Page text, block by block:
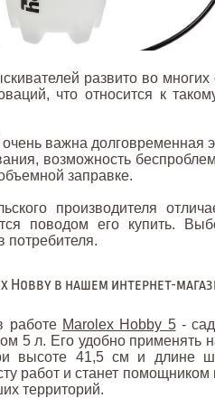
развито во
что относится к
важна долговременная
возможность
заправке.
производителя
поводом его купить.
потребителя.
Hobby в нашем интернет-
работе Marolex Hobby 5-
5 л. Его удобно применять
высоте 41,5 см и длине
работ и станет
территорий.